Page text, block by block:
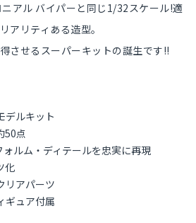
アル バイパーと同じ1/32スケール!適
アリティある造型。
させるスーパーキットの誕生です!!
デルキット
50点
ルム・ディテールを忠実に再現
化
リアパーツ
ギュア付属